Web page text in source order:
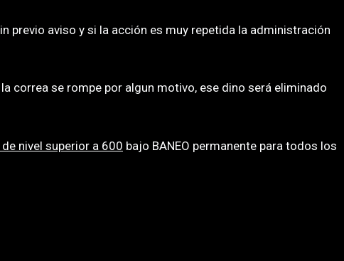
previo aviso y si la acción es muy repetida la administración
correa se rompe por algun motivo, ese dino será eliminado
nivel superior a 600 bajo BANEO permanente para todos los